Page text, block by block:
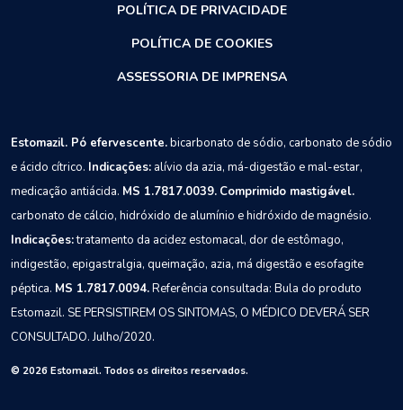
POLÍTICA DE PRIVACIDADE
POLÍTICA DE COOKIES
ASSESSORIA DE IMPRENSA
Estomazil. Pó efervescente.bicarbonato de sódio, carbonato de sódio
e ácido cítrico. Indicações: alívio da azia, má-digestão e mal-estar,
medicação antiácida. MS 1.7817.0039. Comprimido mastigável.
carbonato de cálcio, hidróxido de alumínio e hidróxido de magnésio.
Indicações:tratamento da acidez estomacal, dor de estômago,
indigestão, epigastralgia, queimação, azia, má digestão e esofagite
péptica. MS 1.7817.0094.Referência consultada: Bula do produto
Estomazil. SE PERSISTIREM OS SINTOMAS, O MÉDICO DEVERÁ SER
CONSULTADO.Julho/2020.
© 2026 Estomazil. Todos os direitos reservados.